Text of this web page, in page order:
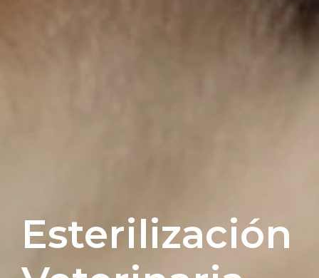
Esterilización